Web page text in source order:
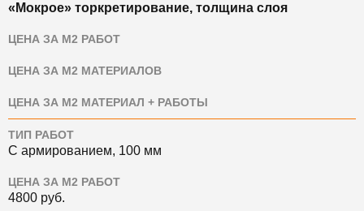
«Мокрое» торкретирование, толщина слоя
ЦЕНА ЗА М2 РАБОТ
ЦЕНА ЗА М2 МАТЕРИАЛОВ
ЦЕНА ЗА М2 МАТЕРИАЛ + РАБОТЫ
ТИП РАБОТ
С армированием, 100 мм
ЦЕНА ЗА М2 РАБОТ
4800 руб.